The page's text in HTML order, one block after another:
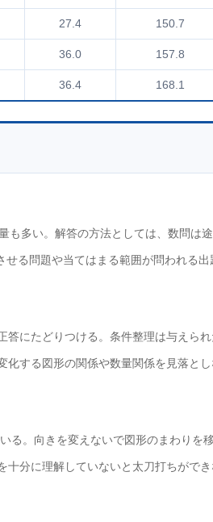
27.4 150.7
36.0 157.8
36.4 168.1
も多い。解答の方法としては、数問は
る問題や当てはまる範囲が問われる出
にたどりつける。条件整理は与えられ
化する図形の関係や数量関係を見落とし
る。向きを変えないで図形のまわりを
十分に理解していないと太刀打ちができ